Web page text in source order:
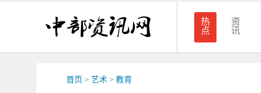
热
点
资
讯
首页 > 艺术 > 教育